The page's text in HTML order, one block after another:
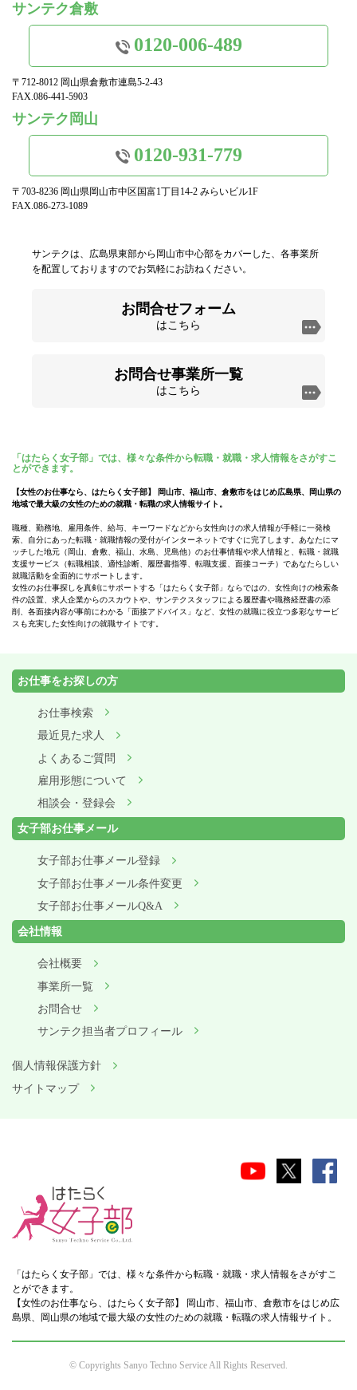
サンテク倉敷
0120-006-489
〒712-8012 岡山県倉敷市連島5-2-43
FAX.086-441-5903
サンテク岡山
0120-931-779
〒703-8236 岡山県岡山市中区国富1丁目14-2 みらいビル1F
FAX.086-273-1089
サンテクは、広島県東部から岡山市中心部をカバーした、各事業所
を配置しておりますのでお気軽にお訪ねください。
お問合せフォーム
はこちら
お問合せ事業所一覧
はこちら
「はたらく女子部」では、様々な条件から転職・就職・求人情報をさがすこ
とができます。
【女性のお仕事なら、はたらく女子部】 岡山市、福山市、倉敷市をはじめ広島県、岡山県の
地域で最大級の女性のための就職・転職の求人情報サイト。
職種、勤務地、雇用条件、給与、キーワードなどから女性向けの求人情報が手軽に一発検
索、自分にあった転職・就職情報の受付がインターネットですぐに完了します。あなたにマ
ッチした地元（岡山、倉敷、福山、水島、児島他）のお仕事情報や求人情報と、転職・就職
支援サービス（転職相談、適性診断、履歴書指導、転職支援、面接コーチ）であなたらしい
就職活動を全面的にサポートします。
女性のお仕事探しを真剣にサポートする「はたらく女子部」ならではの、女性向けの検索条
件の設置、求人企業からのスカウトや、サンテクスタッフによる履歴書や職務経歴書の添
削、各面接内容が事前にわかる「面接アドバイス」など、女性の就職に役立つ多彩なサービ
スも充実した女性向けの就職サイトです。
お仕事をお探しの方
お仕事検索
最近見た求人
よくあるご質問
雇用形態について
相談会・登録会
女子部お仕事メール
女子部お仕事メール登録
女子部お仕事メール条件変更
女子部お仕事メールQ&A
会社情報
会社概要
事業所一覧
お問合せ
サンテク担当者プロフィール
個人情報保護方針
サイトマップ
「はたらく女子部」では、様々な条件から転職・就職・求人情報をさがすこ
とができます。
【女性のお仕事なら、はたらく女子部】 岡山市、福山市、倉敷市をはじめ広
島県、岡山県の地域で最大級の女性のための就職・転職の求人情報サイト。
© Copyrights Sanyo Techno Service All Rights Reserved.